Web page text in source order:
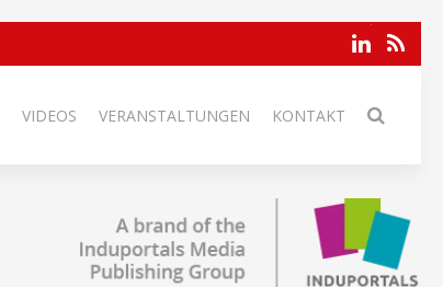
VIDEOS VERANSTALTUNGEN KONTAKT